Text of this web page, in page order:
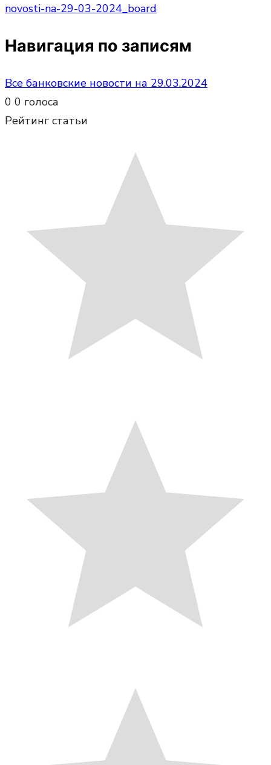
novosti-na-29-03-2024_board
Навигация по записям
Все банковские новости на 29.03.2024
0 0 голоса
Рейтинг статьи